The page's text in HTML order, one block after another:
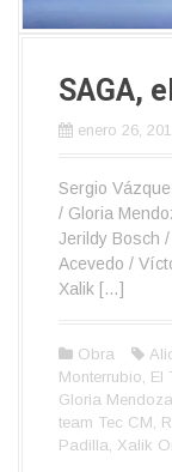
SAGA,
enero 26,
Sergio
/ Gloria
Jerildy Bosch
Acevedo /
Xalik […]
Obra
Monterrubio El
Gloria Mendoza
team Tec CM
Padilla Xalik